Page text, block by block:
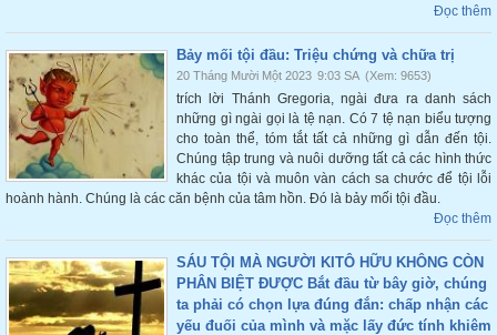
Đọc thêm
Bảy mối tội đầu: Triệu chứng và chữa trị
20 Tháng Mười Một 2023 9:03 SA (Xem: 9653)
trích lời Thánh Gregoria, ngài đưa ra danh sách
những gì ngài gọi là tệ nạn. Có 7 tệ nạn biểu tượng
cho toàn thể, tóm tắt tất cả những gì dẫn đến tội.
Chúng tập trung và nuôi dưỡng tất cả các hình thức
khác của tội và muôn vàn cách sa chước để tội lỗi
hoành hành. Chúng là các căn bệnh của tâm hồn. Đó là bảy mối tội đầu.
Đọc thêm
SÁU TỘI MÀ NGƯỜI KITÔ HỮU KHÔNG CÒN
PHÂN BIỆT ĐƯỢC Bắt đầu từ bây giờ, chúng
ta phải có chọn lựa đúng đắn: chấp nhận các
yếu đuối của mình và mặc lấy đức tính khiêm